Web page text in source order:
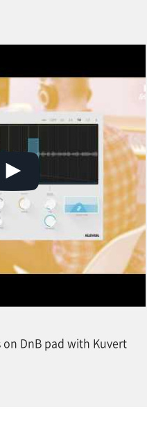
DnB pad with Kuvert